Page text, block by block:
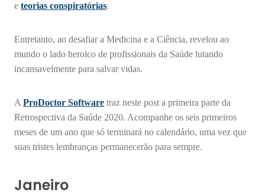
e teorias conspiratórias.
Entretanto, ao desafiar a Medicina e a Ciência, revelou ao
mundo o lado heroico de profissionais da Saúde lutando
incansavelmente para salvar vidas.
A ProDoctor Software traz neste post a primeira parte da
Retrospectiva da Saúde 2020. Acompanhe os seis primeiros
meses de um ano que só terminará no calendário, uma vez que
suas tristes lembranças permanecerão para sempre.
Janeiro